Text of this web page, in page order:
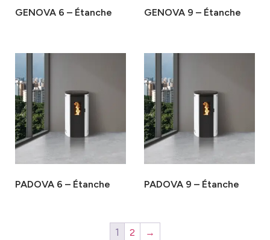
GENOVA 6 – Étanche GENOVA 9 – Étanche
PADOVA 6 – Étanche PADOVA 9 – Étanche
1 2 →